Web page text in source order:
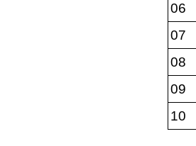
06
07
08
09
10